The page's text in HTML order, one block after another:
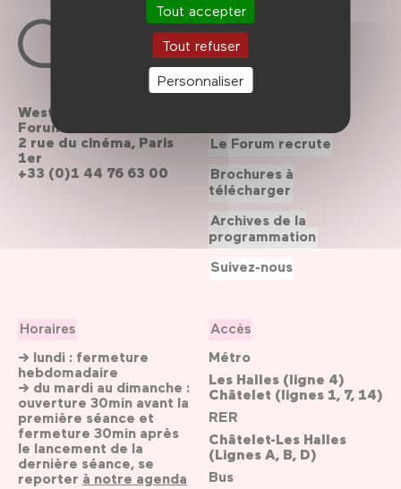
Tout accepter
Tout refuser
Personnaliser
Westfield
Forum des Halles
2 rue du cinéma, Paris
1er
+33 (0)1 44 76 63 00
Horaires
→ lundi : fermeture
hebdomadaire
→ du mardi au dimanche :
ouverture 30min avant la
première séance et
fermeture 30min après
le lancement de la
dernière séance, se
reporter à notre agenda
Accès
Métro
Les Halles (ligne 4)
Châtelet (lignes 1, 7, 14)
RER
Châtelet-Les Halles
(Lignes A, B, D)
Bus
Le Forum recrute
Brochures à
télécharger
Archives de la
programmation
Suivez-nous